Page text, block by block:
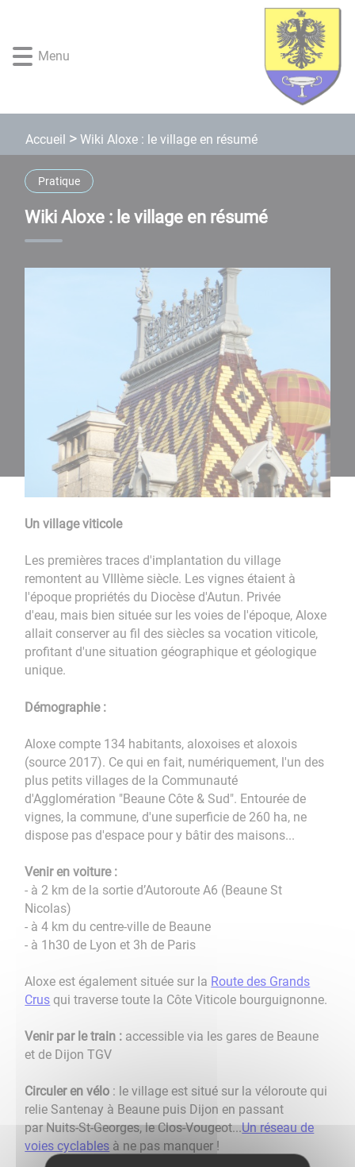
rapide
au
rapide
au
rapide
rapide
au
page
Menu
Accueil Wiki Aloxe : le village en résumé
Pratique
Wiki Aloxe : le village en résumé
Un village viticole
Les premières traces d'implantation du village
remontent au VIIIème siècle. Les vignes étaient à
l'époque propriétés du Diocèse d'Autun. Privée
d'eau, mais bien située sur les voies de l'époque, Aloxe
allait conserver au fil des siècles sa vocation viticole,
profitant d'une situation géographique et géologique
unique.
Démographie :
Aloxe compte 134 habitants, aloxoises et aloxois
(source 2017). Ce qui en fait, numériquement, l'un des
plus petits villages de la Communauté
d'Agglomération "Beaune Côte & Sud". Entourée de
vignes, la commune, d'une superficie de 260 ha, ne
dispose pas d'espace pour y bâtir des maisons...
Venir en voiture :
- à 2 km de la sortie d’Autoroute A6 (Beaune St
Nicolas)
- à 4 km du centre-ville de Beaune
- à 1h30 de Lyon et 3h de Paris
Aloxe est également située sur la Route des Grands
Crus qui traverse toute la Côte Viticole bourguignonne.
Venir par le train : accessible via les gares de Beaune
et de Dijon TGV
Circuler en vélo : le village est situé sur la véloroute qui
relie Santenay à Beaune puis Dijon en passant
par Nuits-St-Georges, le Clos-Vougeot...Un réseau de
voies cyclables à ne pas manquer !